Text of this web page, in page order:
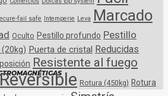
fail safe Intemperie Leva Marcado
Oculto Pestillo profundo Pestillo
Puerta de cristal Reducidas
Resistente al fuego
Reversible Rotura (450kg) Rotura